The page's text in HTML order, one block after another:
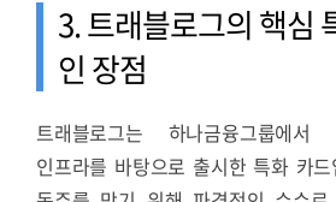
3. 트래블로그의 핵심
인 장점
트래블로그는 하나금융그룹에
인프라를 바탕으로 출시한 특화 카